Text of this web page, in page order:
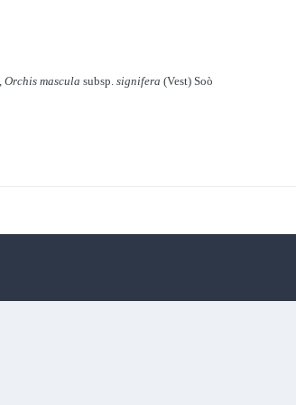
Orchis mascula subsp. signifera (Vest) Soò